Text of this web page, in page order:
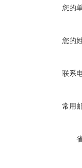
您的
您的
联系
常用